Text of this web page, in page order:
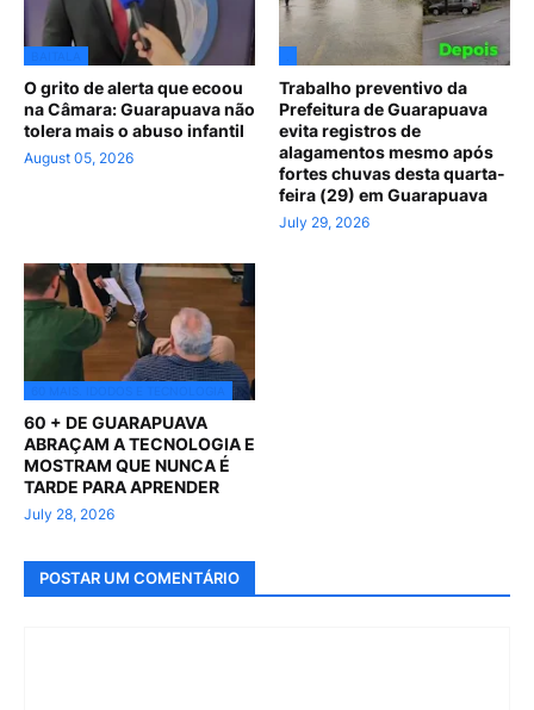
O grito de alerta que ecoou
na Câmara: Guarapuava não
tolera mais o abuso infantil
August 05, 2026
Trabalho preventivo da
Prefeitura de Guarapuava
evita registros de
alagamentos mesmo após
fortes chuvas desta quarta-
feira (29) em Guarapuava
July 29, 2026
60 + DE GUARAPUAVA
ABRAÇAM A TECNOLOGIA E
MOSTRAM QUE NUNCA É
TARDE PARA APRENDER
July 28, 2026
POSTAR UM COMENTÁRIO